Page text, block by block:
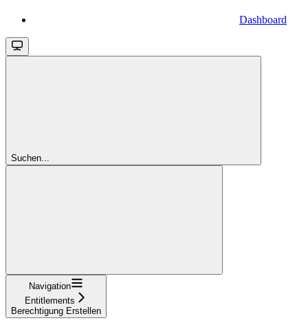
Dashboard
Suchen...
Navigation
Entitlements
Berechtigung Erstellen